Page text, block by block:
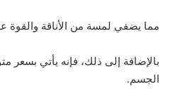
مما يضفي لمسة من الأناقة والقوة
بالإضافة إلى ذلك، فإنه يأتي بسعر
الجسم.